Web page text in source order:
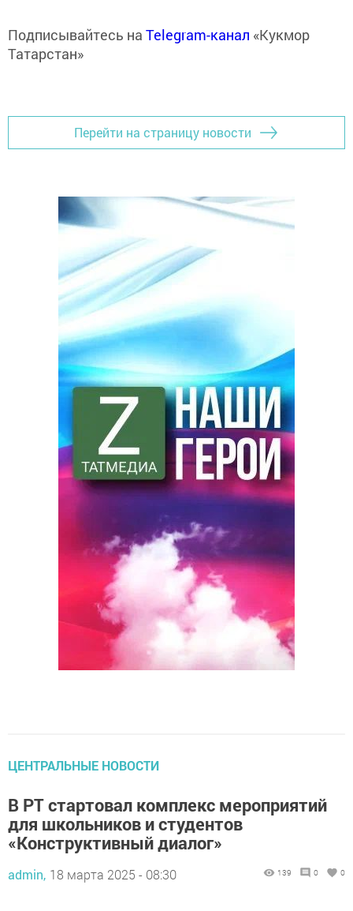
Подписывайтесь на Telegram-канал «Кукмор
Татарстан»
Перейти на страницу новости
ЦЕНТРАЛЬНЫЕ НОВОСТИ
В РТ стартовал комплекс мероприятий
для школьников и студентов
«Конструктивный диалог»
admin, 18 марта 2025 - 08:30 139 0 0